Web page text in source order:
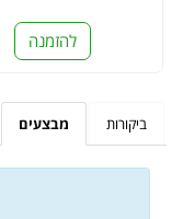
להזמנה
ביקורות מבצעים